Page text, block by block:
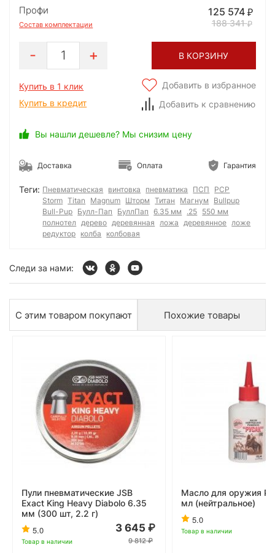
Профи
Состав комплектации
125 574
188 341
1 В КОРЗИНУ
Купить в 1 клик
Купить в кредит
Добавить в избранное
Добавить к сравнению
Вы нашли дешевле? Мы снизим цену
Доставка Оплата Гарантия
Теги: Пневматическая винтовка пневматика ПСП
PCP
Storm Titan Magnum Шторм Титан Магнум
Bullpup
Bull-Pup Булл-Пап БуллПап 6.35 мм .25 550 мм
полнотел
дерево деревянная ложа деревянное ложе
редуктор колба колбовая
Следи за нами:
С этим товаром покупают Похожие товары
Пули пневматические JSB
Exact King Heavy Diabolo 6.35
мм (300 шт, 2.2 г)
5.0
Товар в наличии
3 645
9 812
Масло для оружия
мл (нейтральное)
5.0
Товар в наличии